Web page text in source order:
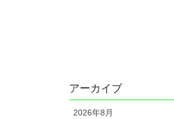
アーカイブ
2026年8月